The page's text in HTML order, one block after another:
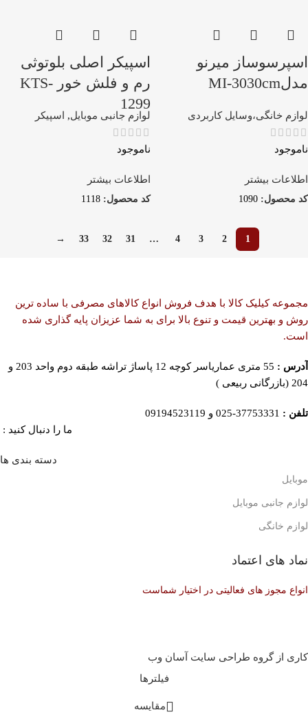
اسپرسوساز میرنو
مدلMI-3030cm
لوازم خانگی،وسایل کاربردی
ناموجود
اطلاعات بیشتر
کد محصول: 1090
اسپیکر اصلی بلوتوثی
رم و فلش خور KTS-
1299
لوازم جانبی موبایل, اسپیکر
ناموجود
اطلاعات بیشتر
کد محصول: 1118
1
2
3
4
…
31
32
33
→
مجموعه کیلیک کالا با هدف فروش انواع کالاهای مصرفی با ساده ترین
روش و بهترین قیمت و تنوع بالا برای به شما عزیزان پایه گذاری شده
است.
آدرس :
55 متری عماریاسر کوچه 12 پاساژ تراشه طبقه دوم واحد 203 و
204 (بازرگانی ربیعی )
تلفن : 37753331-025 و 09194523119
ما را دنبال کنید :
دسته بندی ها
موبایل
لوازم جانبی موبایل
لوازم خانگی
نماد های اعتماد
انواع مجوز های فعالیتی در اختیار شماست
کاری از گروه طراحی سایت آسان وب
فیلترها
مقایسه